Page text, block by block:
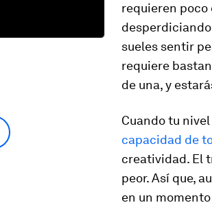
requieren poco
sueles sentir
requiere
de una, y
Cuando tu
capacidad de
creatividad. El
peor. Así que,
en un